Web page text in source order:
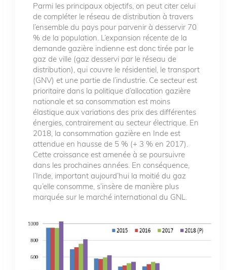
Parmi les principaux objectifs, on peut citer celui
de compléter le réseau de distribution à travers
l’ensemble du pays pour parvenir à desservir 70
% de la population. L’expansion récente de la
demande gazière indienne est donc tirée par le
gaz de ville (gaz desservi par le réseau de
distribution), qui couvre le résidentiel, le transport
(GNV) et une partie de l’industrie. Ce secteur est
prioritaire dans la politique d’allocation gazière
nationale et sa consommation est moins
élastique aux variations des prix des différentes
énergies, contrairement au secteur électrique. En
2018, la consommation gazière en Inde est
attendue en hausse de 5 % (+ 3 % en 2017).
Cette croissance est amenée à se poursuivre
dans les prochaines années. En conséquence,
l’Inde, important aujourd’hui la moitié du gaz
qu’elle consomme, s’insère de manière plus
marquée sur le marché international du GNL.